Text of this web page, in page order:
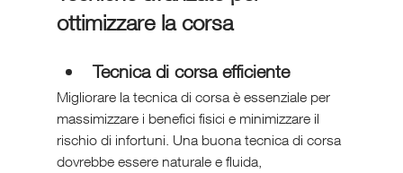
ottimizzare la corsa
Tecnica di corsa efficiente
Migliorare la tecnica di corsa è essenziale per
massimizzare i benefici fisici e minimizzare il
rischio di infortuni. Una buona tecnica di corsa
dovrebbe essere naturale e fluida,